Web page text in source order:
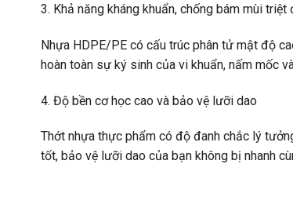
3. Khả năng kháng khuẩn, chống bám mùi triệt
Nhựa HDPE/PE có cấu trúc phân tử mật độ
hoàn toàn sự ký sinh của vi khuẩn, nấm mốc
4. Độ bền cơ học cao và bảo vệ lưỡi dao
Thớt nhựa thực phẩm có độ đanh chắc lý
tốt, bảo vệ lưỡi dao của bạn không bị nhanh